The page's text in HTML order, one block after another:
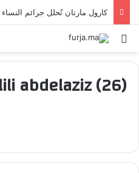
كارول مارتان تُحلل جرائم النساء
بحث عن
abdelaziz (26)